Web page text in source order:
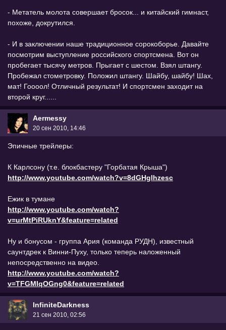
- Метатель молота совершает бросок... и китайский гимнаст,
похоже, докрутился.
- И в заключении наше традиционное сорокоборье. Давайте
посмотрим выступление российского спортсмена. Вот он
пробегает тысячу метров. Прыгает с шестом. Взял штангу.
Пробежал стометровку. Положил штангу. Шайбу, шайбу! Шах,
мат! Гоооол! Отличный результат! И спортсмен заходит на
второй круг......
Aermessy
20 сен 2010, 14:46
Эпичные трейлеры:
К Карлсону (т.е. блокбастеру "Горбатая Крыша")
http://www.youtube.com/watch?v=8dGHglhzesc
Ежик в тумане
http://www.youtube.com/watch?
v=urMtPiRUknY&feature=related
Ну и бонусом - группа Ария (команда РУДН), известный
саунтдрек к Винни-Пуху, только теперь наложенный
непосредственно на видео.
http://www.youtube.com/watch?
v=TFGMIqOGng0&feature=related
InfiniteDarkness
21 сен 2010, 02:56